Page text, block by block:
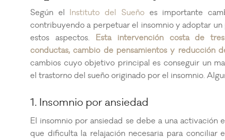
Según el Instituto del Sueñoes importante
contribuyendo a perpetuar el insomnio y adoptar
estos aspectos. Esta intervención costa de
conductas, cambio de pensamientos y reducción
cambios cuyo objetivo principal es conseguir un
el trastorno del sueño originado por el insomnio.
1. Insomnio por ansiedad
El insomnio por ansiedad se debe a una activación
que dificulta la relajación necesaria para conciliar